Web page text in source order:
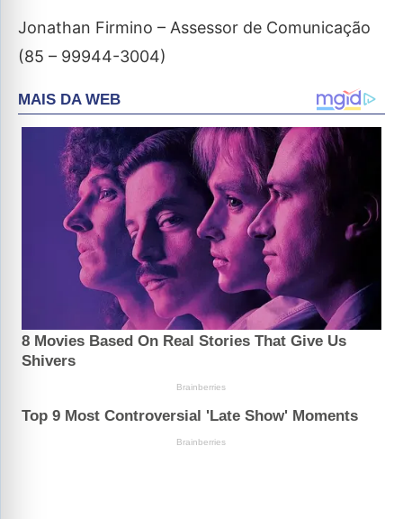
Jonathan Firmino – Assessor de Comunicação
(85 – 99944-3004)